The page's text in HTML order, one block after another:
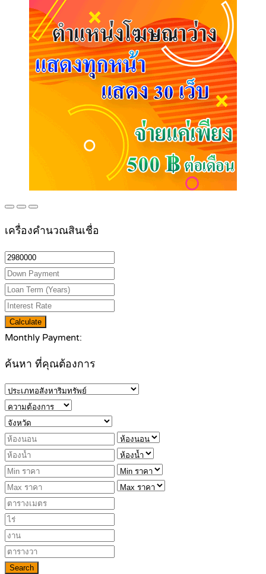
เครื่องคำนวณสินเชื่อ
Calculate
Monthly Payment:
ค้นหา ที่คุณต้องการ
Search